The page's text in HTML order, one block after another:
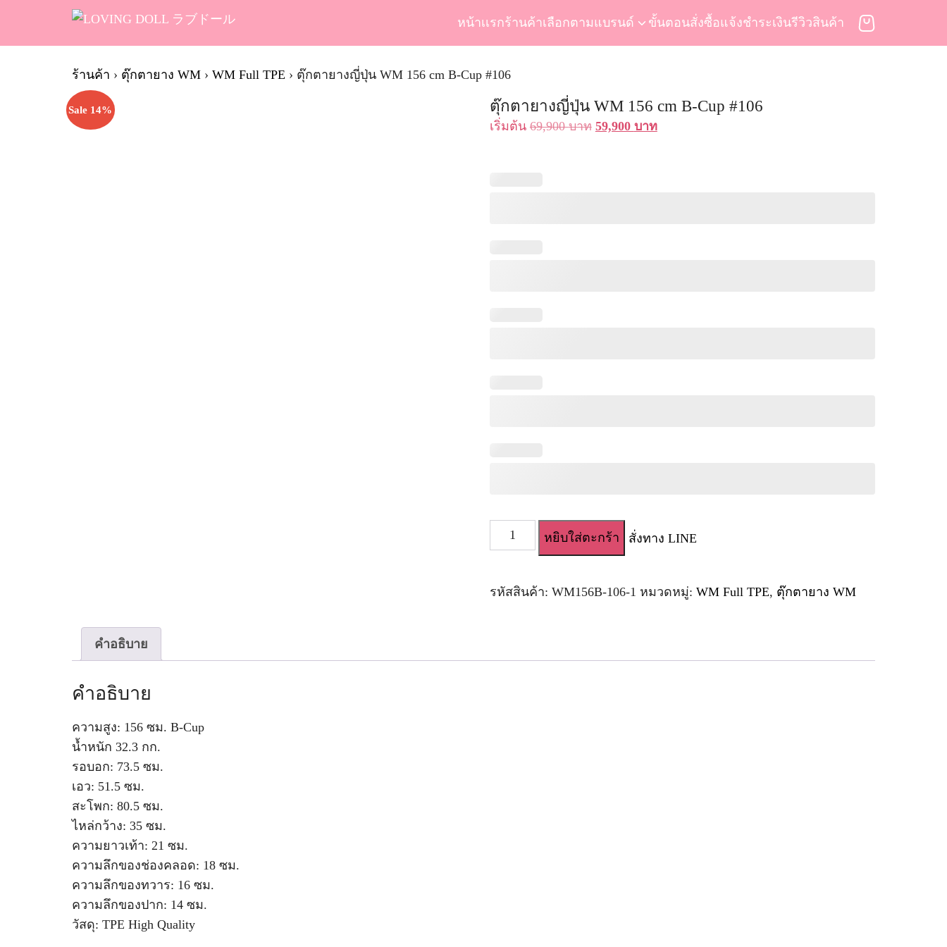
content
หน้าเเรกร้านค้าเลือกตามแบรนด์ ขั้นตอนสั่งซื้อแจ้งชำระเงินรีวิวสินค้า
for:
ร้านค้า › ตุ๊กตายาง WM › WM Full TPE › ตุ๊กตายางญี่ปุ่น WM 156 cm B-Cup #106
Sale 14% ตุ๊กตายางญี่ปุ่น WM 156 cm B-Cup #106
เริ่มต้น 69,900บาท Original
59,900 บาทCurrent
จำนวน
ตุ๊กตา
WM
Cup
หยิบใส่ตะกร้า สั่งทาง LINE
รหัสสินค้า: WM156B-106-1 หมวดหมู่: WM Full TPE, ตุ๊กตายาง WM
คำอธิบาย
คำอธิบาย
ความสูง: 156 ซม. B-Cup
น้ำหนัก 32.3 กก.
รอบอก: 73.5 ซม.
เอว: 51.5 ซม.
สะโพก: 80.5 ซม.
ไหล่กว้าง: 35 ซม.
ความยาวเท้า: 21 ซม.
ความลึกของช่องคลอด: 18 ซม.
ความลึกของทวาร: 16 ซม.
ความลึกของปาก: 14 ซม.
วัสดุ: TPE High Quality